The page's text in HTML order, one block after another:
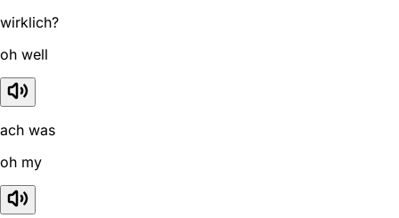
wirklich?
oh well
ach was
oh my